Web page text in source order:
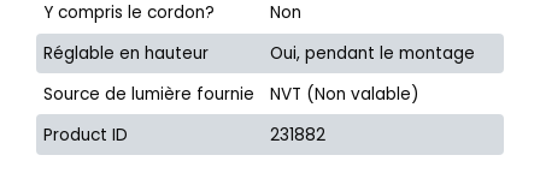
Y compris le cordon?
Non
Réglable en hauteur
Oui, pendant le montage
Source de lumière fournie
NVT (Non valable)
Product ID
231882